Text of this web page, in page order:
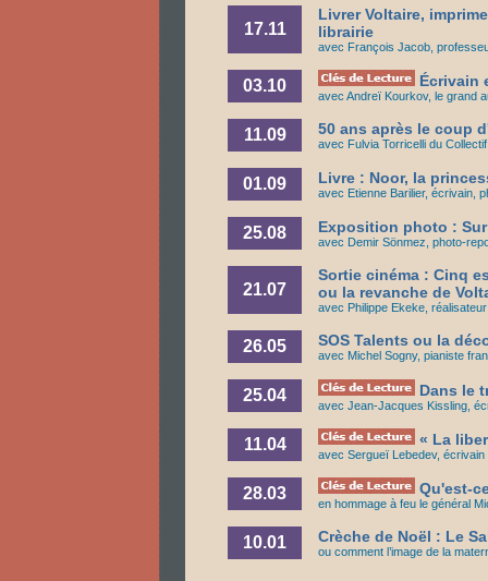
17.11
Livrer Voltaire,
librairie
avec François Jacob,
03.10 Écrivain
avec Andreï Kourkov, le grand
11.09 50 ans après le coup
avec Fulvia Torricelli du
01.09 Livre : Noor, la
avec Etienne Barilier, écrivain,
25.08 Exposition photo :
avec Demir Sönmez, photo-
21.07
Sortie cinéma : Cinq
ou la revanche de
avec Philippe Ekeke,
26.05 SOS Talents ou la
avec Michel Sogny, pianiste
25.04 Dans le
avec Jean-Jacques Kissling,
11.04 « La
avec Sergueï Lebedev,
28.03 Qu'est-
en hommage à feu le général
10.01 Crèche de Noël : Le
ou comment l’image de la